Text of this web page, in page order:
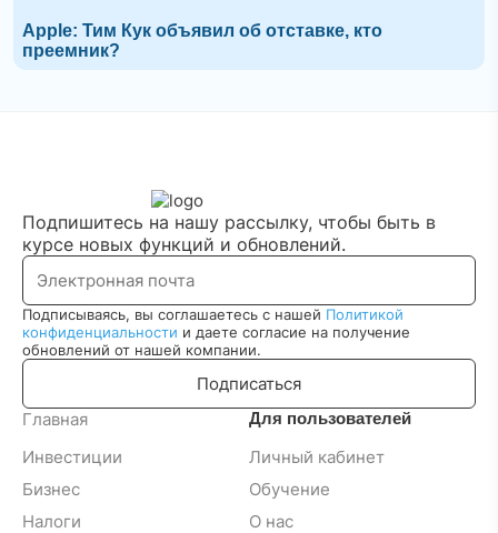
Apple: Тим Кук объявил об отставке, кто
преемник?
Подпишитесь на нашу рассылку, чтобы быть в
курсе новых функций и обновлений.
Подписаться
Подписываясь, вы соглашаетесь с нашей Политикой
конфиденциальности и даете согласие на получение
обновлений от нашей компании.
Главная Для пользователей
Инвестиции
Личный кабинет
Бизнес
Обучение
Налоги
О нас